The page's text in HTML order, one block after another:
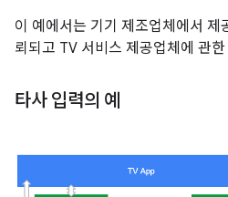
이 예에서는 기기 제조업체에서 제
뢰되고 TV 서비스 제공업체에 관
타사 입력의 예